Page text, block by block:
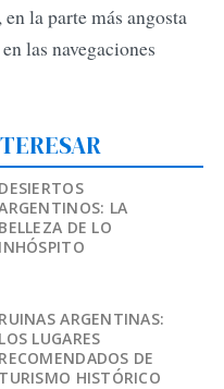
la parte más angosta
las navegaciones
DESIERTOS
LA
BELLEZA DE LO
INHÓSPITO
RUINAS ARGENTINAS:
LOS LUGARES
RECOMENDADOS DE
TURISMO HISTÓRICO